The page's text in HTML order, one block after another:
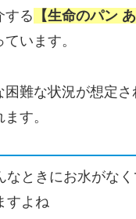
する 【生命のパン
ています。
困難な状況が想定
す。
なときにお水がな
すよね